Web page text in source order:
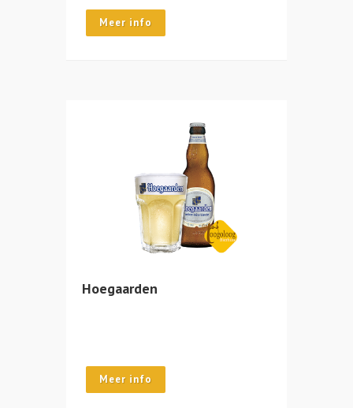
Meer info
Hoegaarden
Meer info